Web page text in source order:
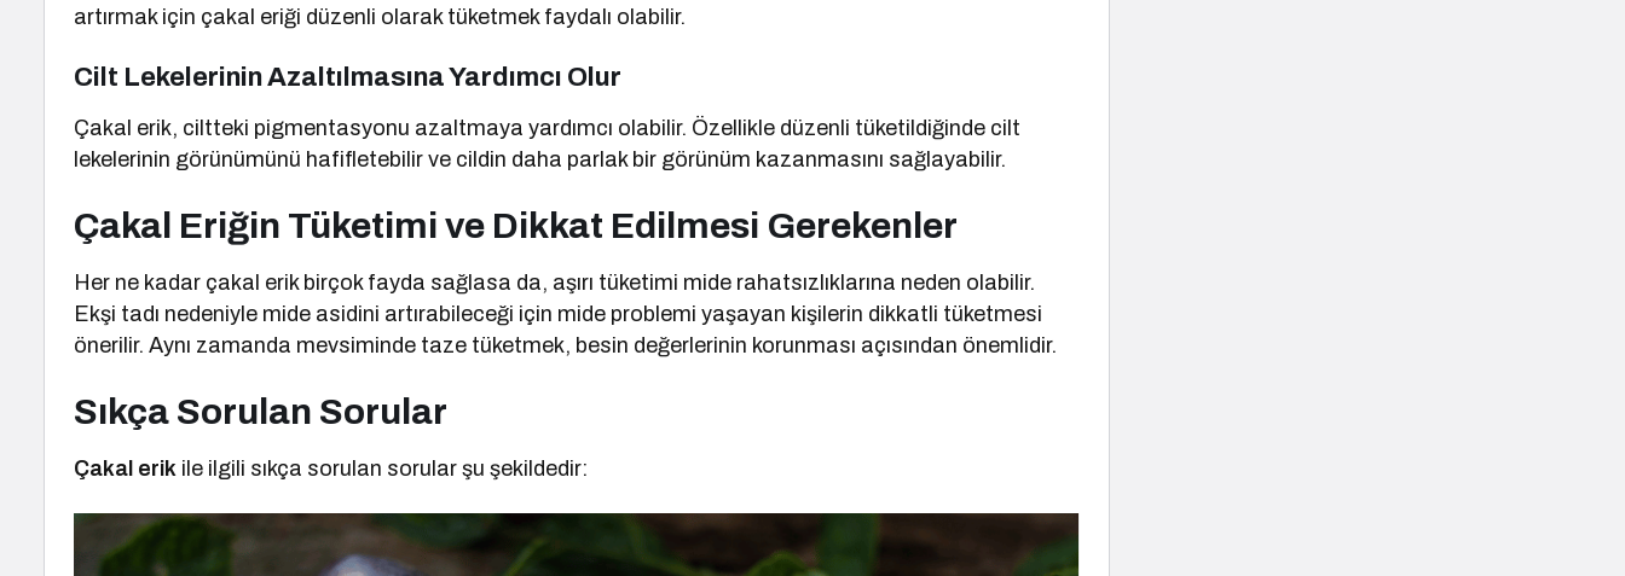
artırmak için çakal eriği düzenli olarak tüketmek faydalı olabilir.
Cilt Lekelerinin Azaltılmasına Yardımcı Olur
Çakal erik, ciltteki pigmentasyonu azaltmaya yardımcı olabilir. Özellikle düzenli tüketildiğinde cilt
lekelerinin görünümünü hafifletebilir ve cildin daha parlak bir görünüm kazanmasını sağlayabilir.
Çakal Eriğin Tüketimi ve Dikkat Edilmesi Gerekenler
Her ne kadar çakal erik birçok fayda sağlasa da, aşırı tüketimi mide rahatsızlıklarına neden olabilir.
Ekşi tadı nedeniyle mide asidini artırabileceği için mide problemi yaşayan kişilerin dikkatli tüketmesi
önerilir. Aynı zamanda mevsiminde taze tüketmek, besin değerlerinin korunması açısından önemlidir.
Sıkça Sorulan Sorular
Çakal erik ile ilgili sıkça sorulan sorular şu şekildedir: